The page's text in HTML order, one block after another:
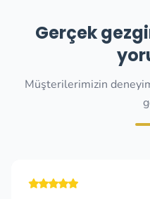
Gerçek
Müşterilerimizin